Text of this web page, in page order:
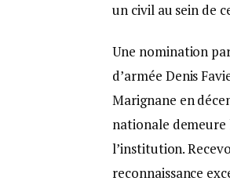
un civil au sein de
Une nomination
d’armée Denis
Marignane en
nationale demeure
l’institution.
reconnaissance